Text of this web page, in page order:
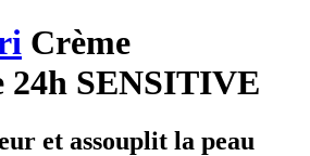
Crème
SENSITIVE
et assouplit la peau